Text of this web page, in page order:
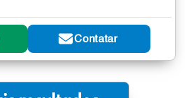
Contatar